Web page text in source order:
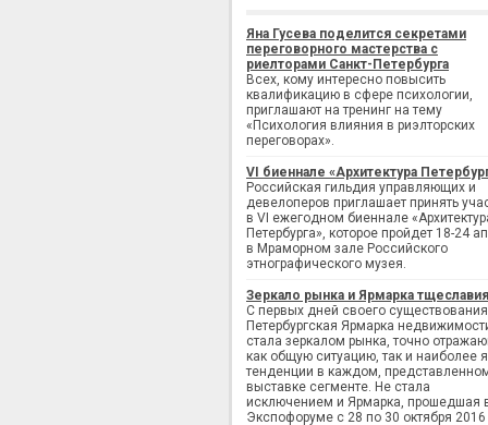
Яна Гусева поделится секретами
переговорного мастерства с
риелторами Санкт-Петербурга
Всех, кому интересно повысить
квалификацию в сфере психологии,
приглашают на тренинг на тему
«Психология влияния в риэлторских
переговорах».
VI биеннале «Архитектура
Российская гильдия управляющих и
девелоперов приглашает принять
в VI ежегодном биеннале
Петербурга», которое пройдет 18-24
в Мраморном зале Российского
этнографического музея.
Зеркало рынка и Ярмарка тщеславия
С первых дней своего существования
Петербургская Ярмарка
стала зеркалом рынка, точно
как общую ситуацию, так и наиболее
тенденции в каждом,
выставке сегменте. Не стала
исключением и Ярмарка, прошедшая
Экспофоруме с 28 по 30 октября 2016